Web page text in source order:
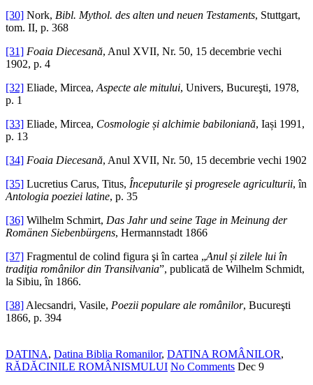
[30] Nork, Bibl. Mythol. des alten und neuen Testaments, Stuttgart,
tom. II, p. 368
[31] Foaia Diecesană, Anul XVII, Nr. 50, 15 decembrie vechi
1902, p. 4
[32] Eliade, Mircea, Aspecte ale mitului, Univers, Bucureşti, 1978,
p. 1
[33] Eliade, Mircea, Cosmologie și alchimie babiloniană, Iași 1991,
p. 13
[34] Foaia Diecesană, Anul XVII, Nr. 50, 15 decembrie vechi 1902
[35] Lucretius Carus, Titus, Începuturile şi progresele agriculturii, în
Antologia poeziei latine, p. 35
[36] Wilhelm Schmirt, Das Jahr und seine Tage in Meinung der
Romänen Siebenbürgens, Hermannstadt 1866
[37] Fragmentul de colind figura şi în cartea „Anul și zilele lui în
tradiţia românilor din Transilvania”, publicată de Wilhelm Schmidt,
la Sibiu, în 1866.
[38] Alecsandri, Vasile, Poezii populare ale românilor, Bucureşti
1866, p. 394
DATINA, Datina Biblia Romanilor, DATINA ROMÂNILOR,
RĂDĂCINILE ROMÂNISMULUI No Comments Dec 9